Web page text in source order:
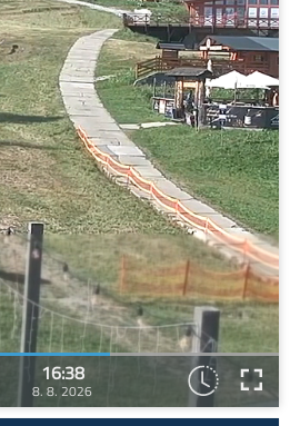
16:38
8. 8. 2026